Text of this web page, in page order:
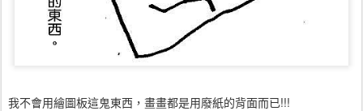
我不會用繪圖板這鬼東西，畫畫都是用廢紙的背面而已!!!